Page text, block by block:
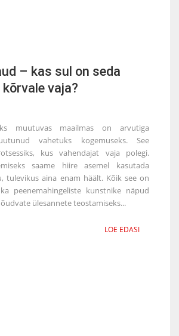
– kas sul on seda
vaja?
muutuvas maailmas on arvutiga
vahetuks kogemuseks. See
kus vahendajat vaja polegi.
saame hiire asemel kasutada
tulevikus aina enam häält. Kõik see on
peenemahingeliste kunstnike näpud
ülesannete teostamiseks...
LOE EDASI